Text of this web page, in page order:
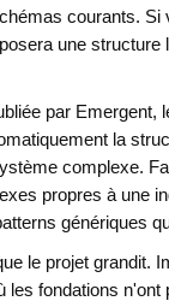
courants.
une
par
la
complexe.
propres à une
génériques
le projet grandit.
les fondations